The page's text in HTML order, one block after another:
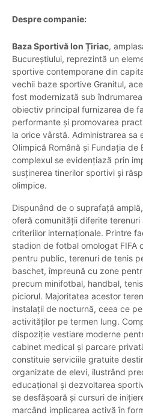
Despre companie:
Baza Sportivă Ion Țiriac,
Bucureștiului, reprezintă un
sportive contemporane din
vechii baze sportive Granitul,
fost modernizată sub
obiectiv principal furnizarea de
performante și promovarea
la orice vârstă. Administrarea sa
Olimpică Română și Fundația de
complexul se evidențiază prin
susținerea tinerilor sportivi și
olimpice.
Dispunând de o suprafață
oferă comunității diferite terenuri
criteriilor internaționale. Printre
stadion de fotbal omologat FIFA
pentru public, terenuri de tenis
baschet, împreună cu zone
precum minifotbal, handbal,
piciorul. Majoritatea acestor
instalații de nocturnă, ceea ce
activităților pe termen lung.
dispoziție vestiare moderne
cabinet medical și parcare
constituie serviciile gratuite
organizate de elevi, ilustrând
educațional și dezvoltarea
se desfășoară și cursuri de
marcând implicarea activă în